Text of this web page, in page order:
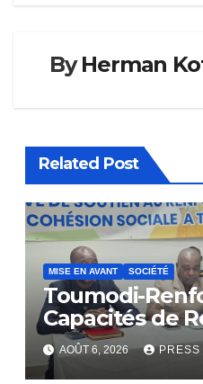
ByHerman
Related Post
MISE EN AVANT SOCIÉTÉ
Toumodi-
Capacités de
AOÛT 6, 2026 PRESS